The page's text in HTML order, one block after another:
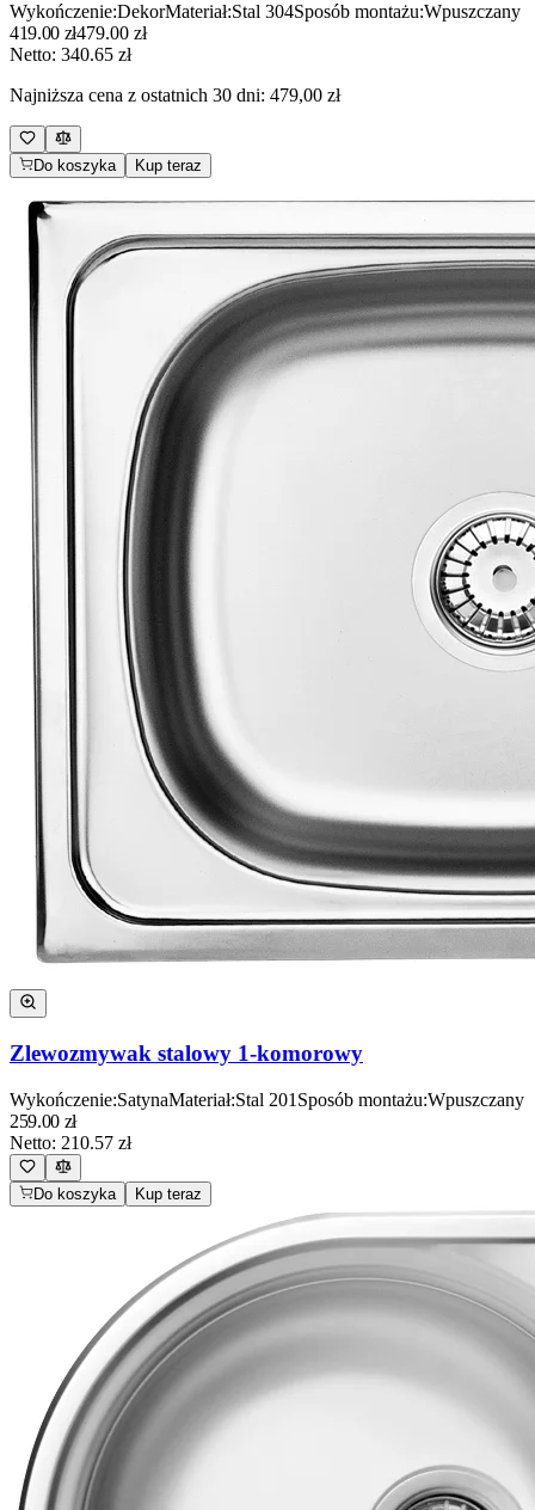
Wykończenie:DekorMateriał:Stal 304Sposób montażu:Wpuszczany
419.00 zł479.00 zł
Netto: 340.65 zł
Najniższa cena z ostatnich 30 dni: 479,00 zł
Do koszyka Kup teraz
Zlewozmywak stalowy 1-komorowy
Wykończenie:SatynaMateriał:Stal 201 Sposób montażu:Wpuszczany
259.00 zł
Netto: 210.57 zł
Do koszyka Kup teraz